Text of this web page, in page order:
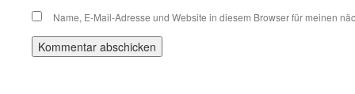
Name, E-Mail-Adresse und Website in diesem Browser für meinen